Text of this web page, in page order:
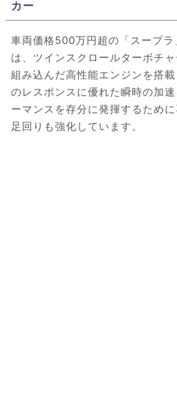
カー
車両価格500万円超の「スープラ
は、ツインスクロールターボチ
組み込んだ高性能エンジンを搭
のレスポンスに優れた瞬時の加
ーマンスを存分に発揮するため
足回りも強化しています。